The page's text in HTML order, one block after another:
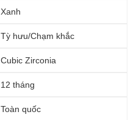
Xanh
Tỳ hưu/Chạm khắc
Cubic Zirconia
12 tháng
Toàn quốc